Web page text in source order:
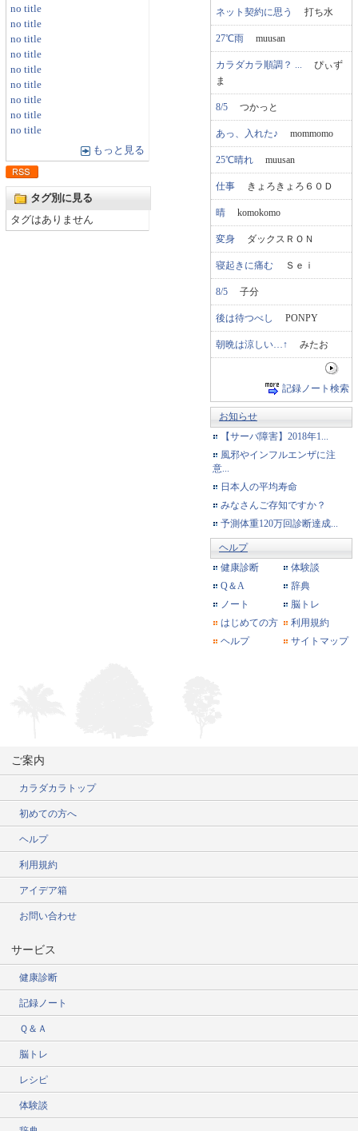
no title
no title
no title
no title
no title
no title
no title
no title
no title
もっと見る
タグ別に見る
タグはありません
ネット契約に思う 打ち水
27℃雨 muusan
カラダカラ順調？ ...
ぴぃず
ま
8/5 つかっと
あっ、入れた♪ mommomo
25℃晴れ muusan
仕事 きょろきょろ６０Ｄ
晴 komokomo
変身 ダックスＲＯＮ
寝起きに痛む Ｓｅｉ
8/5 子分
後は待つべし PONPY
朝晩は涼しい…↑ みたお
記録ノート検索
お知らせ
【サーバ障害】2018年1...
風邪やインフルエンザに注
意...
日本人の平均寿命
みなさんご存知ですか？
予測体重120万回診断達成...
ヘルプ
健康診断
体験談
Q＆A
辞典
ノート
脳トレ
はじめての方
利用規約
ヘルプ
サイトマップ
ご案内
カラダカラトップ
初めての方へ
ヘルプ
利用規約
アイデア箱
お問い合わせ
サービス
健康診断
記録ノート
Ｑ＆Ａ
脳トレ
レシピ
体験談